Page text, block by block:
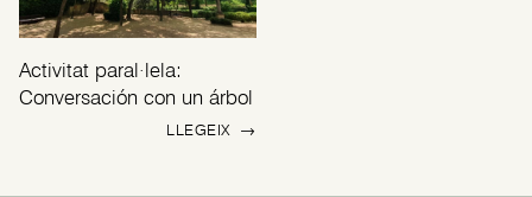
Activitat paral·lela:
Conversación con un árbol
LLEGEIX →